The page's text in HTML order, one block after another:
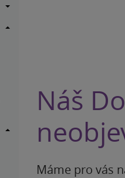
Náš
Máme pro vás